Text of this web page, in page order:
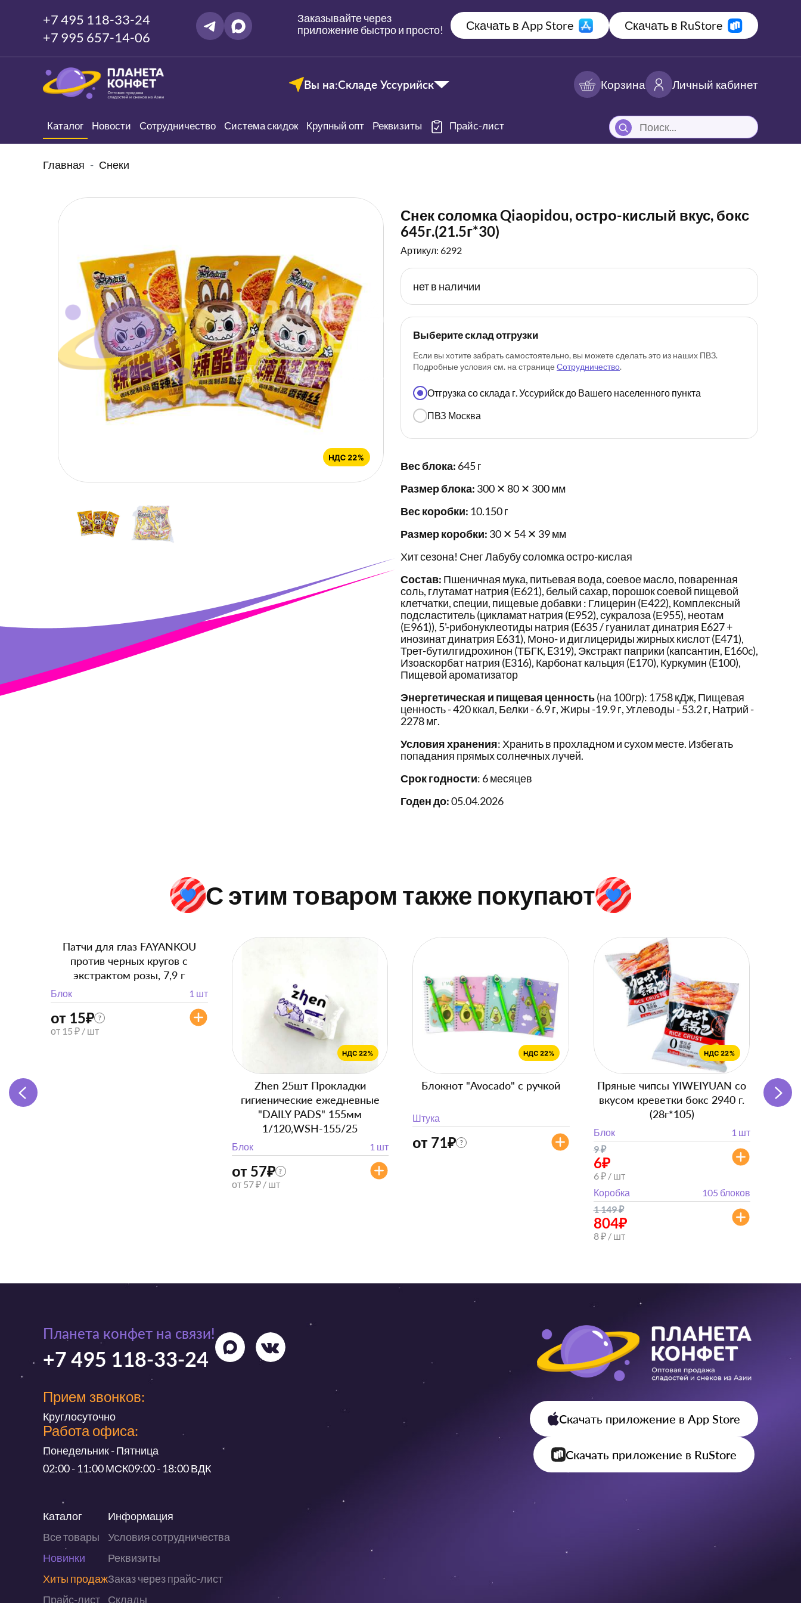
+7 495 118-33-24
+7 995 657-14-06
Заказывайте через
приложение быстро и просто!
Скачать в App Store Скачать в RuStore
Вы на:Складе Уссурийск Корзина Личный кабинет
Каталог Новости Сотрудничество Система скидок Крупный опт Реквизиты Прайс-лист
Главная Снеки
Снек соломка Qiaopidou, остро-кислый вкус, бокс
645г.(21.5г*30)
Артикул: 6292
нет в наличии
Выберите склад отгрузки
Если вы хотите забрать самостоятельно, вы можете сделать это из наших ПВЗ.
Подробные условия см. на странице Сотрудничество.
Отгрузка со склада г. Уссурийск до Вашего населенного пункта
ПВЗ Москва
Вес блока: 645 г
Размер блока: 300 ✕ 80 ✕ 300 мм
Вес коробки: 10.150 г
Размер коробки: 30 ✕ 54 ✕ 39 мм
Хит сезона! Снег Лабубу соломка остро-кислая
Состав: Пшеничная мука, питьевая вода, соевое масло, поваренная
соль, глутамат натрия (Е621), белый сахар, порошок соевой пищевой
клетчатки, специи, пищевые добавки : Глицерин (Е422), Комплексный
подсластитель (цикламат натрия (Е952), сукралоза (Е955), неотам
(Е961)), 5'-рибонуклеотиды натрия (E635 / гуанилат динатрия E627 +
инозинат динатрия E631), Моно- и диглицериды жирных кислот (E471),
Трет-бутилгидрохинон (ТБГК, E319), Экстракт паприки (капсантин, E160c),
Изоаскорбат натрия (E316), Карбонат кальция (E170), Куркумин (E100),
Пищевой ароматизатор
Энергетическая и пищевая ценность(на 100гр): 1758 кДж, Пищевая
ценность - 420 ккал, Белки - 6.9 г, Жиры -19.9 г, Углеводы - 53.2 г, Натрий -
2278 мг.
Условия хранения: Хранить в прохладном и сухом месте. Избегать
попадания прямых солнечных лучей.
Срок годности: 6 месяцев
Годен до:05.04.2026
С этим товаром также покупают
Патчи для глаз FAYANKOU
против черных кругов с
экстрактом розы, 7,9 г
Блок 1 шт
от 15₽ ?
от 15 ₽ / шт
Zhen 25шт Прокладки
гигиенические ежедневные
"DAILY PADS" 155мм
1/120,WSH-155/25
Блок 1 шт
от 57₽ ?
от 57 ₽ / шт
Блокнот "Avocado" с ручкой
Штука
от 71₽ ?
Пряные чипсы YIWEIYUAN со
вкусом креветки бокс 2940 г.
(28г*105)
Блок
1 шт
9₽
6₽
6 ₽ / шт
Коробка
105 блоков
1 149₽
804₽
8 ₽ / шт
Планета конфет на связи!
+7 495 118-33-24
Прием звонков:
Круглосуточно
Работа офиса:
Понедельник - Пятница
02:00 - 11:00 МСК09:00 - 18:00 ВДК
Каталог
Все товары
Новинки
Хиты продаж
Прайс-лист
Информация
Условия сотрудничества
Реквизиты
Заказ через прайс-лист
Склады
Скачать приложение в App Store
Скачать приложение в RuStore